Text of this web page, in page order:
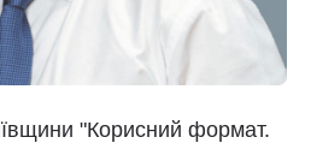
"Корисний формат.